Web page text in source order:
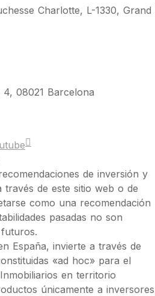
Charlotte, L-1330, Grand
08021 Barcelona
de inversión y
través de este sitio web o de
como una recomendación
pasadas no son
España, invierte a través de
«ad hoc» para el
en territorio
únicamente a inversores